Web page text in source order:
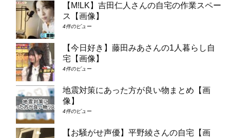
【M!LK】吉田仁人さんの自宅の作業スペー
ス【画像】
4件のビュー
【今日好き】藤田みあさんの1人暮らし自
宅【画像】
4件のビュー
地震対策にあった方が良い物まとめ【画
像】
4件のビュー
【お騒がせ声優】平野綾さんの自宅【画